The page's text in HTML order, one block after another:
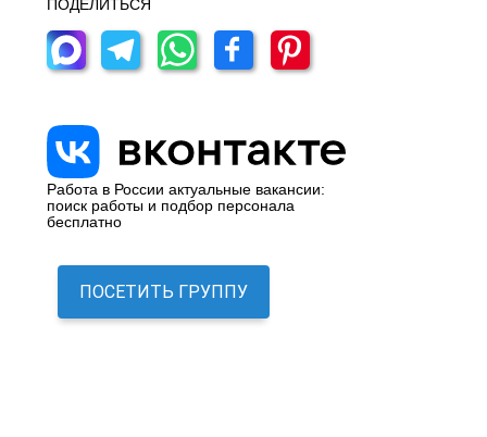
ПОДЕЛИТЬСЯ
Работа в России актуальные вакансии:
поиск работы и подбор персонала
бесплатно
ПОСЕТИТЬ ГРУППУ